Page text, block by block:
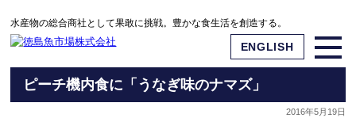
水産物の総合商社として果敢に挑戦。豊かな食生活を創造する。
ENGLISH
ピーチ機内食に「うなぎ味のナマズ」
2016年5月19日